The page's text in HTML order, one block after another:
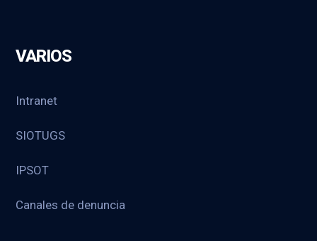
VARIOS
Intranet
SIOTUGS
IPSOT
Canales de denuncia